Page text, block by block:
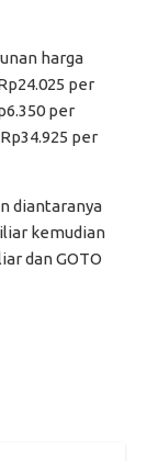
harga
per
per
per
diantaranya
kemudian
dan GOTO